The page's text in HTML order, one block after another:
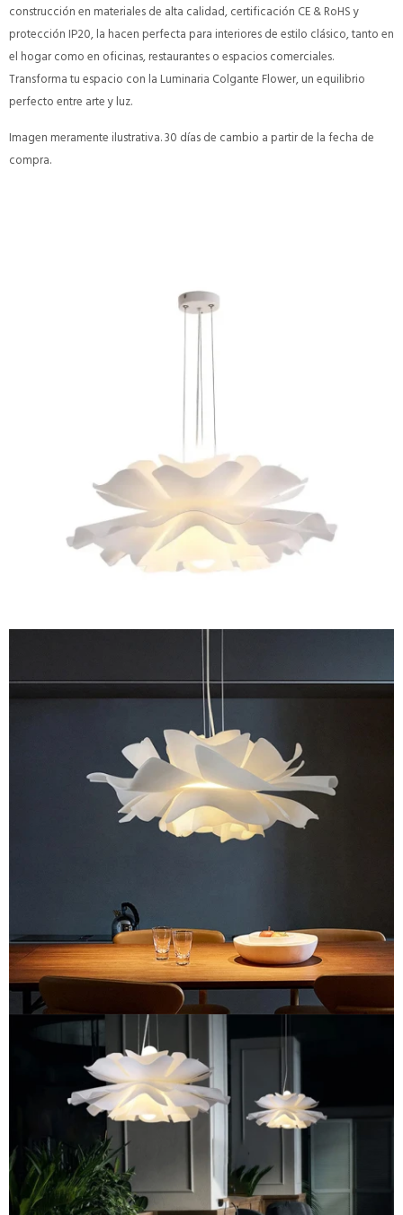
construcción en materiales de alta calidad, certificación CE & RoHS y
protección IP20, la hacen perfecta para interiores de estilo clásico, tanto en
el hogar como en oficinas, restaurantes o espacios comerciales.
Transforma tu espacio con la Luminaria Colgante Flower, un equilibrio
perfecto entre arte y luz.
Imagen meramente ilustrativa. 30 días de cambio a partir de la fecha de
compra.